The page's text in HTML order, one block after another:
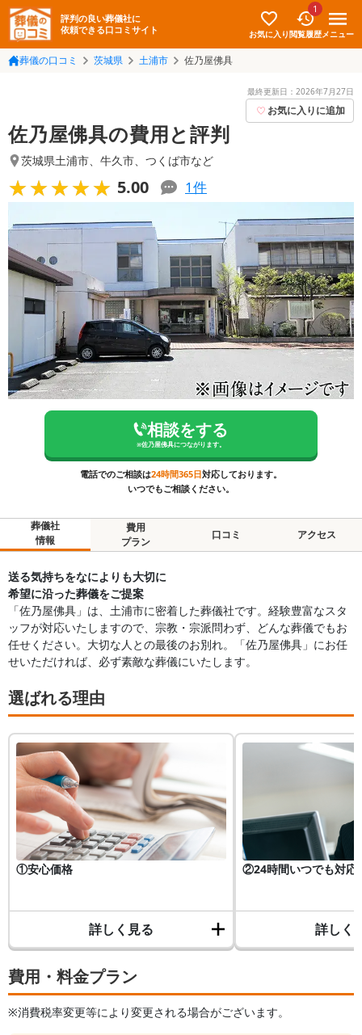
評判の良い葬儀社に
依頼できる口コミサイト
お気に入り
1
閲覧履歴メニュー
葬儀の口コミ 茨城県 土浦市 佐乃屋佛具
最終更新日： 2026年7月27日
お気に入りに追加
佐乃屋佛具の費用と評判
茨城県土浦市、 牛久市、 つくば市など
★★★★★
★★★★★ 5.00 1件
相談をする
※佐乃屋佛具につながります。
電話でのご相談は24時間365日対応しております。
いつでもご相談ください。
葬儀社
情報
費用
プラン
口コミ アクセス
費用・料金プラン
※消費税率変更等により変更される場合がございます。
送る気持ちをなによりも大切に
希望に沿った葬儀をご提案
「佐乃屋佛具」は、土浦市に密着した葬儀社です。経験豊富なスタ
ッフが対応いたしますので、宗教・宗派問わず、どんな葬儀でもお
任せください。大切な人との最後のお別れ。「佐乃屋佛具」にお任
せいただければ、必ず素敵な葬儀にいたします。
選ばれる理由
①安心価格
詳しく見る
②24時間いつでも対応
詳しく